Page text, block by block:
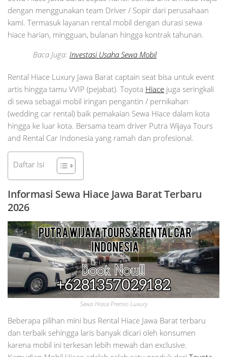
dengan menggunakan team Driver / Sopir dari perusahaan
kami. Termasuk layanan rental mobil dengan durasi sewa
hiace harian, mingguan, bulanan hingga kontrak tahunan.
Baca Juga: Investasi Usaha Sewa Mobil
Rental Hiace Luxury Jawa Barat captain seat bisa untuk event
artis hingga tamu VVIP (pejabat). Toyota Hiace juga seringkali
di sewa sebagai mobil iringan pengantin / pernikahan
(wedding car rental) baik pemakaian Sewa Hiace dalam kota
hingga ke luar kota. Bersama team driver Putra Wijaya Tours
and Rental Car Indonesia yang ramah dan profesional.
Daftar Isi
Informasi Sewa Hiace Jawa Barat Terbaru
2026
Sewa Hiace Premio Luxury
Beberapa pilihan mini bus Rental Hiace Jawa Barat terbaru
dan terbaik sehingga laris banyak dicari oleh konsumen
karena mobil ini terkesan lebih mewah dan exclusive.